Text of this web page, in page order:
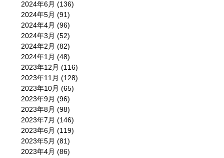
2024年6月 (136)
2024年5月 (91)
2024年4月 (96)
2024年3月 (52)
2024年2月 (82)
2024年1月 (48)
2023年12月 (116)
2023年11月 (128)
2023年10月 (65)
2023年9月 (96)
2023年8月 (98)
2023年7月 (146)
2023年6月 (119)
2023年5月 (81)
2023年4月 (86)